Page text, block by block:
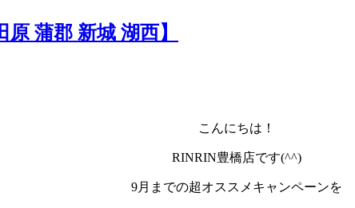
蒲郡 新城 湖西】
こんにちは！
RINRIN豊橋店です(^^)
9月までの超オススメキャンペーンを